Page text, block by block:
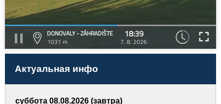
DONOVALY - ZÁHRADIŠTE
1031 m
18:39
7. 8. 2026
Актуальная инфо
суббота 08.08.2026 (завтра)